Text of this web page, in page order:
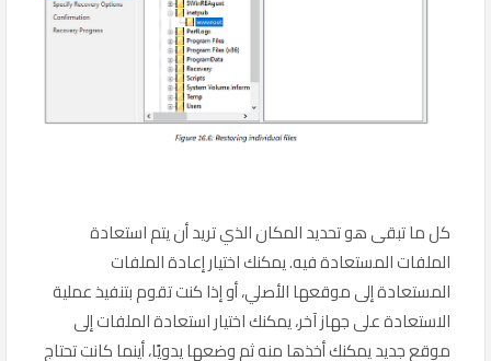
كل ما تبقى هو تحديد المكان الذي تريد أن يتم استعادة
الملفات المستعادة فيه. يمكنك اختيار إعادة الملفات
المستعادة إلى موقعها الأصلي، أو إذا كنت تقوم بتنفيذ عملية
الاستعادة على جهاز آخر، يمكنك اختيار استعادة الملفات إلى
موقع جديد يمكنك أخذها منه ثم وضعها يدويًا، أينما كانت تحتاج